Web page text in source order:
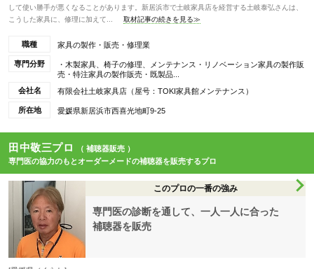
して使い勝手が悪くなることがあります。新居浜市で土岐家具店を経営する土岐泰弘さんは、
こうした家具に、修理に加えて...
取材記事の続きを見る≫
職種 家具の製作・販売・修理業
専門分野
・木製家具、椅子の修理、メンテナンス・リノベーション家具の製作販
売・特注家具の製作販売・既製品...
会社名
有限会社土岐家具店（屋号：TOKI家具館メンテナンス）
所在地 愛媛県新居浜市西喜光地町9-25
田中敬三プロ
（ 補聴器販売 ）
専門医の協力のもとオーダーメードの補聴器を販売するプロ
このプロの一番の強み
専門医の診断を通して、一人一人に合った
補聴器を販売